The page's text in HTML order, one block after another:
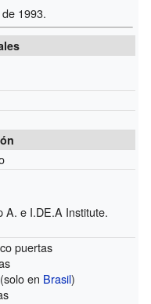
1993.
A. e I.DE.A Institute.
puertas
en Brasil)